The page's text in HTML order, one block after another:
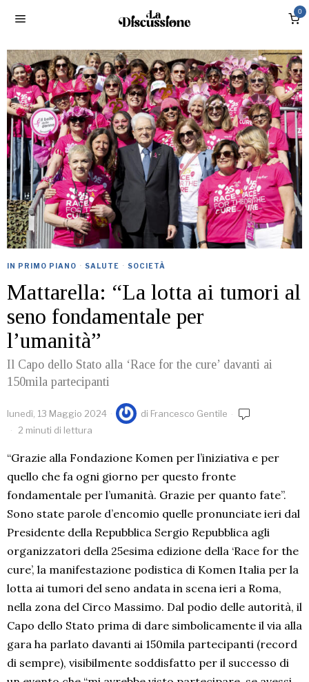
0
IN PRIMO PIANO · SALUTE · SOCIETÀ
Mattarella: “La lotta ai tumori al
seno fondamentale per
l’umanità”
Il Capo dello Stato alla ‘Race for the cure’ davanti ai
150mila partecipanti
lunedì, 13 Maggio 2024 di Francesco Gentile
2 minuti di lettura
“Grazie alla Fondazione Komen per l’iniziativa e per
quello che fa ogni giorno per questo fronte
fondamentale per l’umanità. Grazie per quanto fate”.
Sono state parole d’encomio quelle pronunciate ieri dal
Presidente della Repubblica Sergio Repubblica agli
organizzatori della 25esima edizione della ‘Race for the
cure’, la manifestazione podistica di Komen Italia per la
lotta ai tumori del seno andata in scena ieri a Roma,
nella zona del Circo Massimo. Dal podio delle autorità, il
Capo dello Stato prima di dare simbolicamente il via alla
gara ha parlato davanti ai 150mila partecipanti (record
di sempre), visibilmente soddisfatto per il successo di